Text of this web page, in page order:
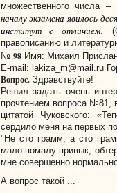
множественного числа
началу экзамена явилось
институт с отличием.
правописанию и
№ 98Имя: Михаил
E-mail: lakiza_m@mail.ru
Вопрос.Здравствуйте!
Решил задать очень
прочтением вопроса №81,
цитатой Чуковского:
сердило меня на первых
"Не сто грамм, а сто
мало-помалу привык,
мне совершенно
А вопрос такой ...